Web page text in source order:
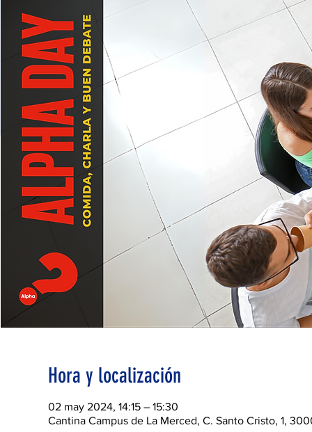
Hora y localización
02 may 2024, 14:15 – 15:30
Cantina Campus de La Merced, C. Santo Cristo, 1,